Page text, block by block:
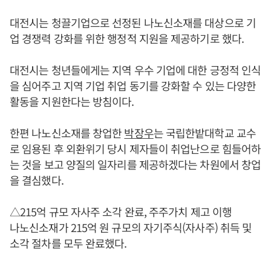
대전시는 청끌기업으로 선정된 나노신소재를 대상으로 기
업 경쟁력 강화를 위한 행정적 지원을 제공하기로 했다.
대전시는 청년들에게는 지역 우수 기업에 대한 긍정적 인식
을 심어주고 지역 기업 취업 동기를 강화할 수 있는 다양한
활동을 지원한다는 방침이다.
한편 나노신소재를 창업한박장우는 국립한밭대학교 교수
로 임용된 후 외환위기 당시 제자들이 취업난으로 힘들어하
는 것을 보고 양질의 일자리를 제공하겠다는 차원에서 창업
을 결심했다.
△215억 규모 자사주 소각 완료, 주주가치 제고 이행
나노신소재가 215억 원 규모의 자기주식(자사주) 취득 및
소각 절차를 모두 완료했다.